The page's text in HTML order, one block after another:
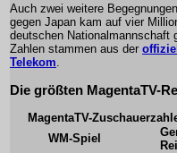
Auch zwei weitere
gegen Japan kam auf vier
deutschen Nationalmannschaft
Zahlen stammen aus der
Telekom
Die größten MagentaTV-
MagentaTV-
WM-Spiel